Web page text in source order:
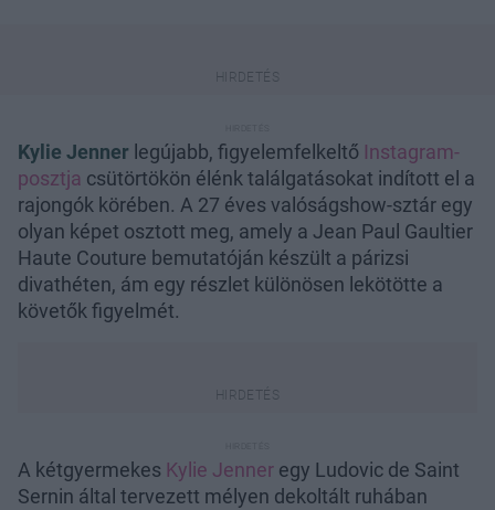
Kylie Jenner legújabb, figyelemfelkeltő Instagram-
posztja csütörtökön élénk találgatásokat indított el a
rajongók körében. A 27 éves valóságshow-sztár egy
olyan képet osztott meg, amely a Jean Paul Gaultier
Haute Couture bemutatóján készült a párizsi
divathéten, ám egy részlet különösen lekötötte a
követők figyelmét.
A kétgyermekes Kylie Jenner egy Ludovic de Saint
Sernin által tervezett mélyen dekoltált ruhában